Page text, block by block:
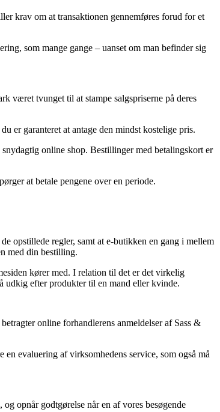
krav om at transaktionen gennemføres forud for et
som mange gange – uanset om man befinder sig
været tvunget til at stampe salgspriserne på deres
er garanteret at antage den mindst kostelige pris.
online shop. Bestillinger med betalingskort er
at betale pengene over en periode.
opstillede regler, samt at e-butikken en gang i mellem
med din bestilling.
kører med. I relation til det er det virkelig
udkig efter produkter til en mand eller kvinde.
online forhandlerens anmeldelser af Sass &
evaluering af virksomhedens service, som også må
opnår godtgørelse når en af vores besøgende